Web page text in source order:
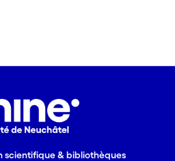
scientifique & bibliothèques